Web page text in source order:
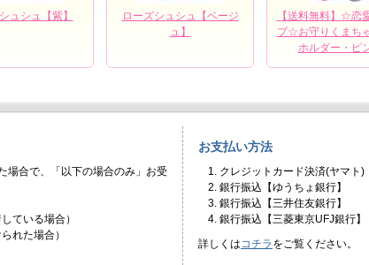
ュシュ【紫】
ローズシュシュ【ベージ
ュ】
【送料無料】☆恋
プ☆お守りくまち
ホルダー・ピ
場合で、「以下の場合のみ」お受
ている場合）
れた場合）
お支払い方法
クレジットカード決済(ヤマト)
銀行振込【ゆうちょ銀行】
銀行振込【三井住友銀行】
銀行振込【三菱東京UFJ銀行】
詳しくはコチラ をご覧ください。